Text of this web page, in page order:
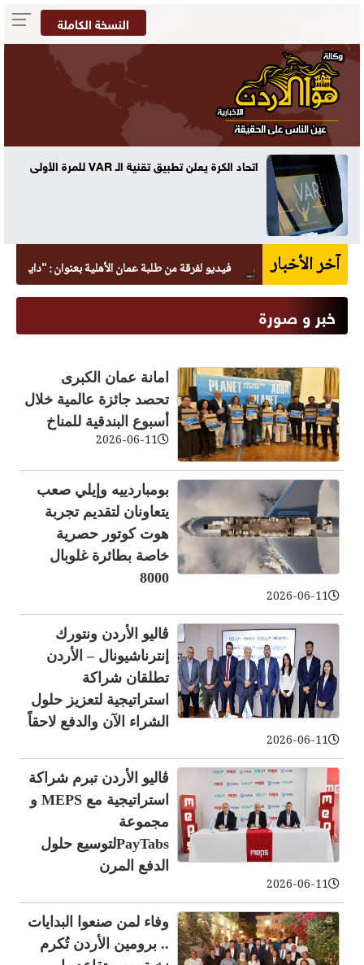
النسخة الكاملة
اتحاد الكرة يعلن تطبيق تقنية الـ VAR للمرة الأولى
آخر الأخبار فيديو لفرقة من طلبة عمان الأهلية بعنوان : "دايماً بالعالي ،
خبر و صورة
امانة عمان الكبرى
تحصد جائزة عالمية خلال
أسبوع البندقية للمناخ
2026-06-11
بومباردييه وإيلي صعب
يتعاونان لتقديم تجربة
هوت كوتور حصرية
خاصة بطائرة غلوبال
8000
2026-06-11
ڤاليو الأردن ونتورك
إنترناشيونال – الأردن
تطلقان شراكة
استراتيجية لتعزيز حلول
الشراء الآن والدفع لاحقاً
2026-06-11
ڤاليو الأردن تبرم شراكة
استراتيجية مع MEPS و
مجموعة
PayTabsلتوسيع حلول
الدفع المرن
2026-06-11
وفاء لمن صنعوا البدايات
.. برومين الأردن تُكرم